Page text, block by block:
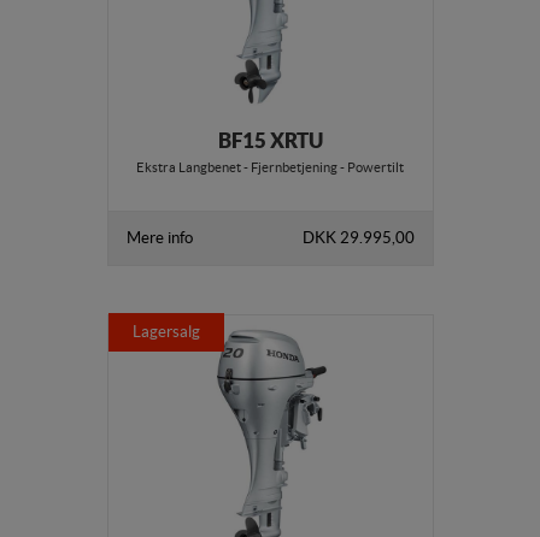
BF15 XRTU
Ekstra Langbenet - Fjernbetjening - Powertilt
Mere info DKK 29.995,00
Lagersalg